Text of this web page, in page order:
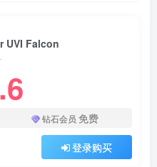
UVI Falcon
钻石会员 免费
登录购买